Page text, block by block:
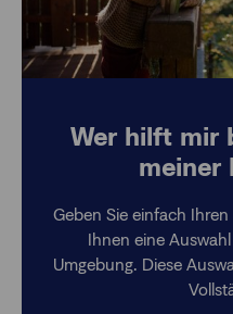
Wer hilft mir
meiner
Geben Sie einfach
Ihnen eine
Umgebung. Diese